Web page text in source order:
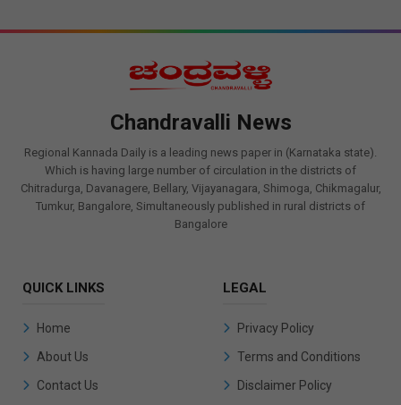
Chandravalli News
Regional Kannada Daily is a leading news paper in (Karnataka state).
Which is having large number of circulation in the districts of
Chitradurga, Davanagere, Bellary, Vijayanagara, Shimoga, Chikmagalur,
Tumkur, Bangalore, Simultaneously published in rural districts of
Bangalore
QUICK LINKS
Home
About Us
Contact Us
LEGAL
Privacy Policy
Terms and Conditions
Disclaimer Policy